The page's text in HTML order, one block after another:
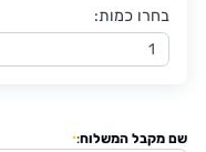
בחרו כמות:
שם מקבל המשלוח:
*